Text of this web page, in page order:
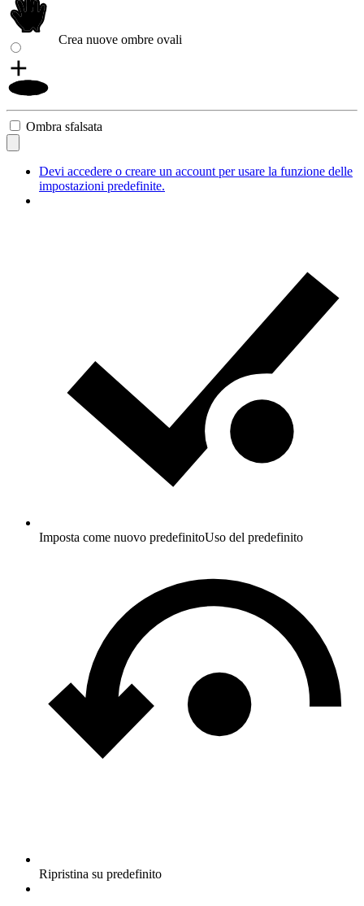
Crea nuove ombre ovali
Ombra sfalsata
Devi accedere o creare un account per usare la funzione delle
impostazioni predefinite.
Imposta come nuovo predefinitoUso del predefinito
Ripristina su predefinito